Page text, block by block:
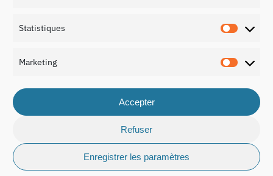
Statistiques
Marketing
Accepter
Refuser
Enregistrer les paramètres
Contact
© 2026 Rapport national sur l’éducation au Luxembourg
made by